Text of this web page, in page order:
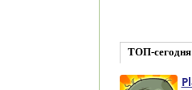
ТОП-сегодня